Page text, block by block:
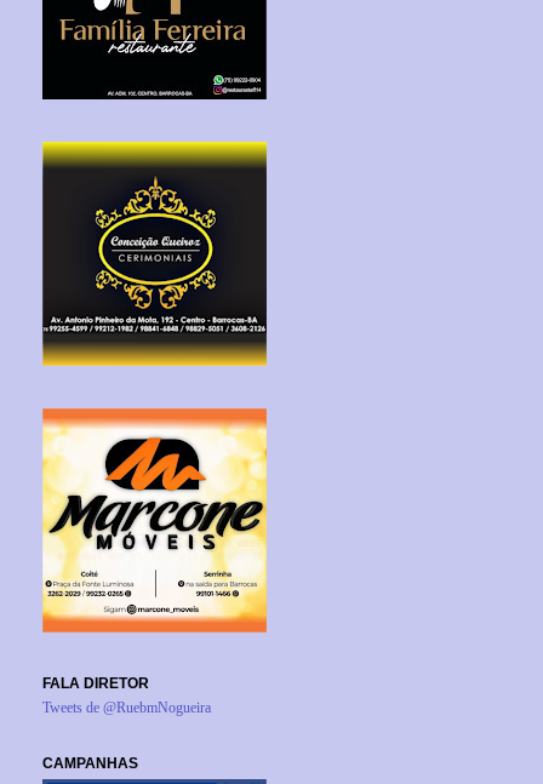
FALA DIRETOR
Tweets de @RuebmNogueira
CAMPANHAS